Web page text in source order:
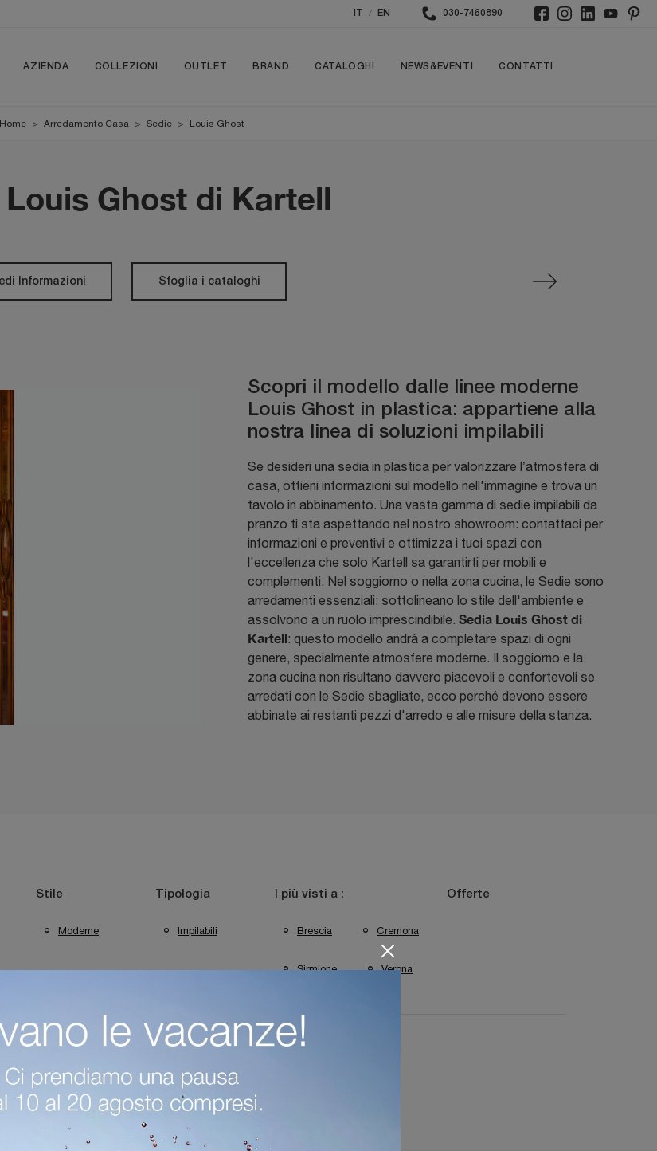
/ EN 030-7460890
AZIENDA COLLEZIONI OUTLET BRAND CATALOGHI NEWS&EVENTI CONTATTI
Home > Arredamento Casa > Sedie > Louis Ghost
Louis Ghost di Kartell
Informazioni Sfoglia i cataloghi
Scopri il modello dalle linee moderne
Louis Ghost in plastica: appartiene alla
nostra linea di soluzioni impilabili
Se desideri una sedia in plastica per valorizzare l’atmosfera di
casa, ottieni informazioni sul modello nell'immagine e trova un
tavolo in abbinamento. Una vasta gamma di sedie impilabili da
pranzo ti sta aspettando nel nostro showroom: contattaci per
informazioni e preventivi e ottimizza i tuoi spazi con
l'eccellenza che solo Kartell sa garantirti per mobili e
complementi. Nel soggiorno o nella zona cucina, le Sedie sono
arredamenti essenziali: sottolineano lo stile dell'ambiente e
assolvono a un ruolo imprescindibile. Sedia Louis Ghost di
Kartell: questo modello andrà a completare spazi di ogni
genere, specialmente atmosfere moderne. Il soggiorno e la
zona cucina non risultano davvero piacevoli e confortevoli se
arredati con le Sedie sbagliate, ecco perché devono essere
abbinate ai restanti pezzi d'arredo e alle misure della stanza.
Stile
Moderne
Tipologia
Impilabili
I più visti a :
Brescia Cremona
Sirmione Verona
Offerte
Kartell Cremona Sedie Kartell Sirmione